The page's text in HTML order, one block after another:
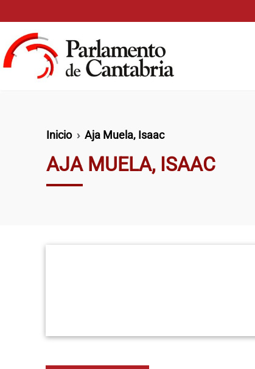
Ruta de navegación
Inicio Aja Muela, Isaac
AJA MUELA, ISAAC